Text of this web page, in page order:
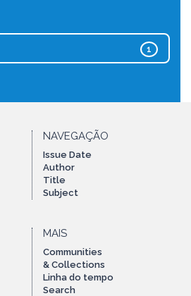
1
NAVEGAÇÃO
Issue Date
Author
Title
Subject
MAIS
Communities
& Collections
Linha do tempo
Search